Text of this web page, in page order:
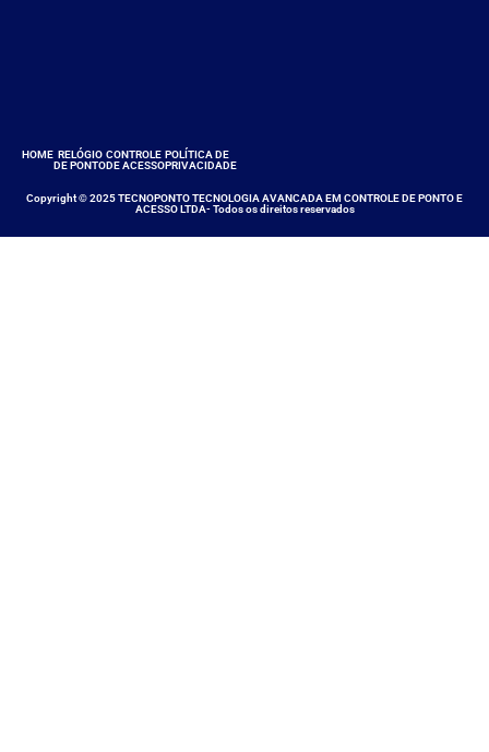
HOME RELÓGIO
DE PONTO
CONTROLE
DE ACESSO
POLÍTICA DE
PRIVACIDADE
Copyright © 2025 TECNOPONTO TECNOLOGIA AVANCADA EM CONTROLE DE PONTO E
ACESSO LTDA- Todos os direitos reservados